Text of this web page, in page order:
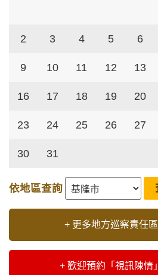
2 3 4 5 6
9 10 11 12 13
16 17 18 19 20
23 24 25 26 27
30 31
依地區查詢
+ 更多地方巡察責任區
+ 歡迎預約「視訊陳情」